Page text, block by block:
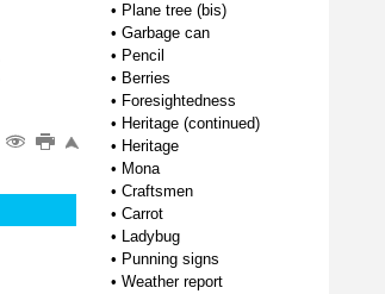
• Plane tree (bis)
• Garbage can
• Pencil
• Berries
• Foresightedness
• Heritage (continued)
• Heritage
• Mona
• Craftsmen
• Carrot
• Ladybug
• Punning signs
• Weather report